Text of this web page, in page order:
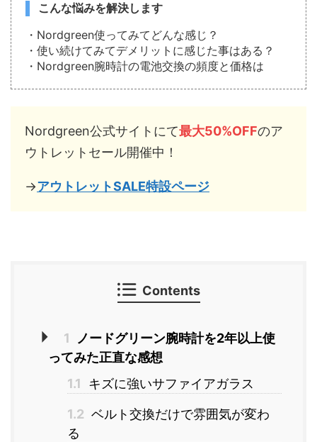
こんな悩みを解決します
・Nordgreen使ってみてどんな感じ？
・使い続けてみてデメリットに感じた事はある？
・Nordgreen腕時計の電池交換の頻度と価格は
Nordgreen公式サイトにて最大50%OFFのア
ウトレットセール開催中！
→アウトレットSALE特設ページ
Contents
1
ノードグリーン腕時計を2年以上使
ってみた正直な感想
1.1
キズに強いサファイアガラス
1.2 ベルト交換だけで雰囲気が変わ
る